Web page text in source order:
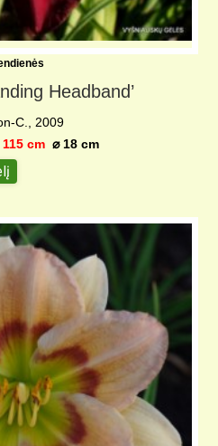
Headband’
C., 2009
115 cm ⌀18 cm